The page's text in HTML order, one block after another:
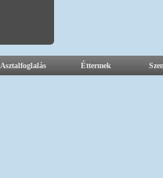
Asztalfoglalás Éttermek